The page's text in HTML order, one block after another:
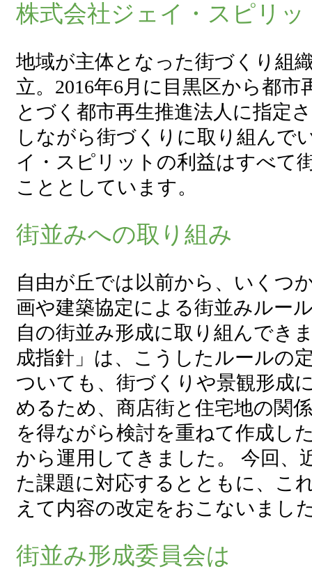
株式会社ジェイ・スピリッ
地域が主体となった街づくり組
立。2016年6月に目黒区から都市
とづく都市再生推進法人に指定
しながら街づくりに取り組んで
イ・スピリットの利益はすべて
こととしています。
街並みへの取り組み
自由が丘では以前から、いくつ
画や建築協定による街並みルー
自の街並み形成に取り組んでき
成指針」は、こうしたルールの
ついても、街づくりや景観形成
めるため、商店街と住宅地の関
を得ながら検討を重ねて作成し
から運用してきました。 今回、
た課題に対応するとともに、こ
えて内容の改定をおこないまし
街並み形成委員会は